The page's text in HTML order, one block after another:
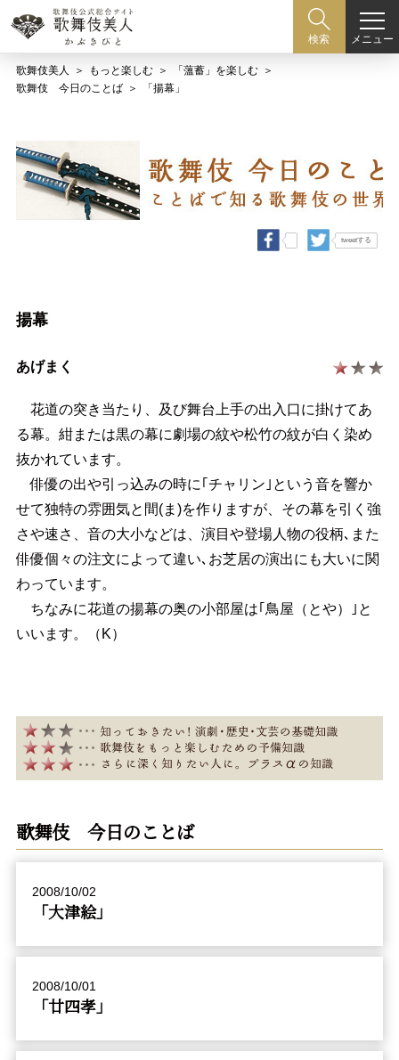
検索 メニュー
歌舞伎美人 もっと楽しむ
「薀蓄」を楽しむ
歌舞伎 今日のことば
「揚幕」
tweetする
揚幕
あげまく
花道の突き当たり、及び舞台上手の出入口に掛けてあ
る幕。紺または黒の幕に劇場の紋や松竹の紋が白く染め
抜かれています。
俳優の出や引っ込みの時に｢チャリン｣という音を響か
せて独特の雰囲気と間(ま)を作りますが、その幕を引く強
さや速さ、音の大小などは、演目や登場人物の役柄､また
俳優個々の注文によって違い､お芝居の演出にも大いに関
わっています。
ちなみに花道の揚幕の奥の小部屋は｢鳥屋（とや）｣と
いいます。（K）
歌舞伎 今日のことば
2008/10/02
「大津絵」
2008/10/01
「廿四孝」